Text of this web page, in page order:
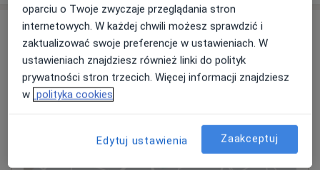
Adresy (3)
Adres 1 Adres 2 Adres 3
Lwowska 64/205, 35-301 Rzeszów
oparciu o Twoje zwyczaje przeglądania stron
internetowych. W każdej chwili możesz sprawdzić i
zaktualizować swoje preferencje w ustawieniach. W
ustawieniach znajdziesz również linki do polityk
prywatności stron trzecich. Więcej informacji znajdziesz
w polityka cookies
Edytuj ustawienia Zaakceptuj